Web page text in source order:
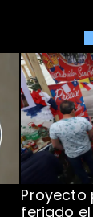
Proyecto
feriado